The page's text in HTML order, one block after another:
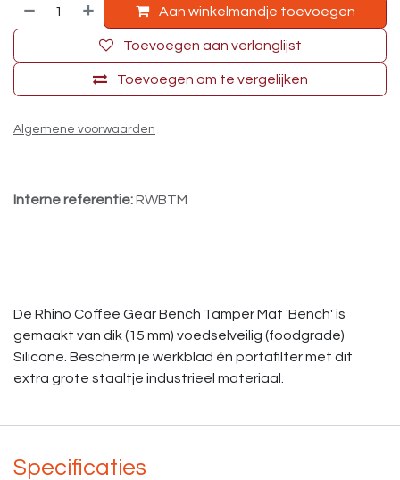
Aan winkelmandje toevoegen
Toevoegen om te vergelijken
Toevoegen aan verlanglijst
Algemene voorwaarden
Interne referentie:RWBTM
De Rhino Coffee Gear Bench Tamper Mat 'Bench' is
gemaakt van dik (15 mm) voedselveilig (foodgrade)
Silicone. Bescherm je werkblad én portafilter met dit
extra grote staaltje industrieel materiaal.
Specificaties